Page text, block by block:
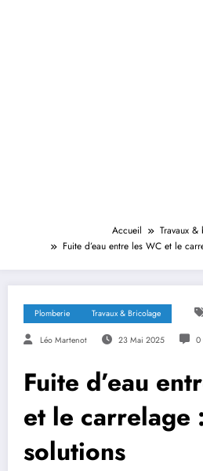
Accueil
Travaux
Fuite d’eau entre les WC et le
Plomberie Travaux & Bricolage
Léo Martenot 23 Mai 2025 0
Fuite d’eau
et le carrelage
solutions